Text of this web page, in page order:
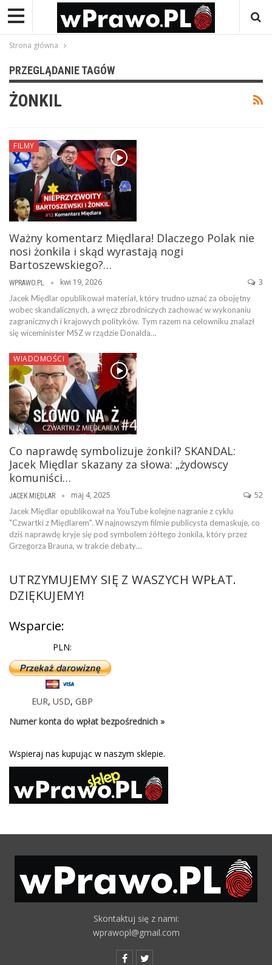
Strona główna
PRZEGLĄDANIE TAGÓW
ŻONKIL
FILMY
Ważny komentarz Międlara! Dlaczego Polak nie
nosi żonkila i skąd wyrastają nogi
Bartoszewskiego?…
WPRAWO.PL kwi 19, 2026 3
Jacek Międlar opublikował materiał, który trudno uznać za obojętny
wobec skandalicznych, a wręcz zbrodniczych zachować w wykonaniu
zagranicznych i krajowych polityków. Tym razem na celowniku znalazł
się wiceminister MSZ w rządzie Donalda…
WIADOMOŚCI
Co naprawdę symbolizuje żonkil? SKANDAL:
Jacek Międlar skazany za słowa: „żydowscy
komuniści…
JACEK MIĘDLAR maj 4, 2025 52
Jacek Międlar opublikował na YouTube kolejne nagranie z cyklu
"Czwartki z Międlarem". W najnowszym filmie publicysta demaskuje, co
dziś naprawdę kryje się pod symbolem żółtego żonkila, który przez
Grzegorza Brauna, w trakcie debaty…
UTRZYMUJEMY SIĘ Z WASZYCH WPŁAT.
DZIĘKUJEMY!
Wsparcie:
PLN:
EUR, USD, GBP
Numer konta do wpłat bezpośrednich »
Wspieraj nas kupując w naszym sklepie.
Skontaktuj się z nami:
wprawopl@gmail.com